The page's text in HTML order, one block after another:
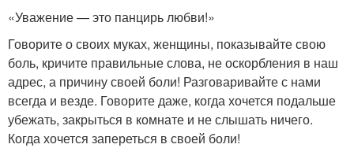
«Уважение — это панцирь любви!»
Говорите о своих муках, женщины, показывайте свою
боль, кричите правильные слова, не оскорбления в наш
адрес, а причину своей боли! Разговаривайте с нами
всегда и везде. Говорите даже, когда хочется подальше
убежать, закрыться в комнате и не слышать ничего.
Когда хочется запереться в своей боли!